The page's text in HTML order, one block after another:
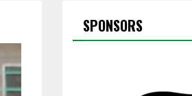
SPONSORS